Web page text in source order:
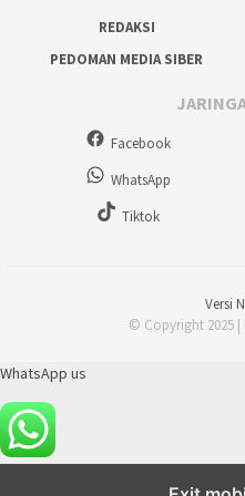
REDAKSI
PEDOMAN MEDIA SIBER
Facebook
WhatsApp
Tiktok
Versi
© Copyright 2025 |
WhatsApp us